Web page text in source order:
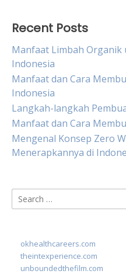
Recent Posts
Manfaat Limbah Organik
Indonesia
Manfaat dan Cara
Indonesia
Langkah-langkah
Manfaat dan Cara
Mengenal Konsep Zero
Menerapkannya di
Search
for:
okhealthcareers.com
theintexperience.com
unboundedthefilm.com